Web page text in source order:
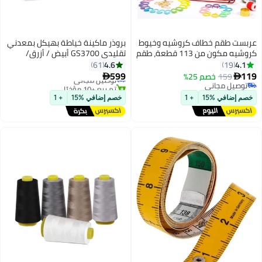
عربست طقم خطاف كروشيه وخيوط
كروشيه مكون من 113 قطعة، طقم
إكسسوارات كروشيه يتضمن
خطافات كروشيه مريحة وإبر حياكة
والمزيد!
4.1
19
119
159 خصم 25%
توصيل مجاني
توصيل مجاني
خصم إضافي %15 + 1
بروذر ماكينة خياطة بهيكل بمعدني
تقليدي GS3700 أبيض / أزرق/
فضي
4.6
61
599توصيل مجاني
تم بيع +10 مؤخرًا
توصيل مجاني
خصم إضافي %15 + 1